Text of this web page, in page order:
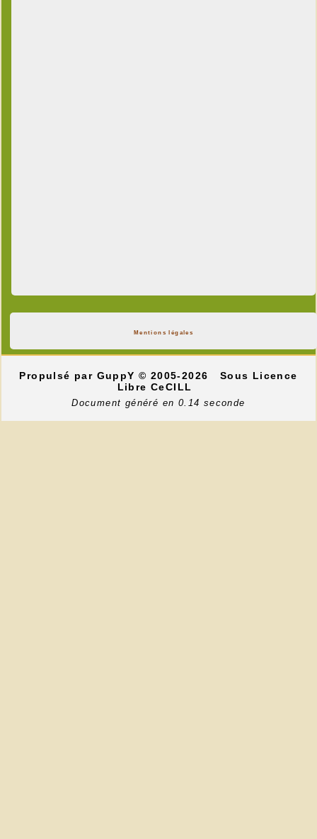
Mentions légales
Propulsé par GuppY© 2005-2026
Sous Licence
Libre CeCILL
Document généré en 0.14 seconde